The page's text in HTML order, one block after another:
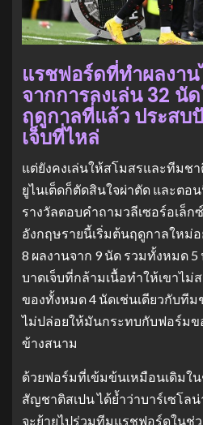
แรชฟอร์ดที่ทำผลงาน
จากการลงเล่น 32 นั
ฤดูกาลที่แล้ว ประสบ
เจ็บที่ไหล่
แต่ยังคงเล่นให้สโมสรและทีมช
ยูไนเต็ดก็ตัดสินใจผ่าตัด และตอ
รางวัลตอบคำถามวลีเซอร์อเล็ก
อังกฤษรายนี้เริ่มต้นฤดูกาลใหม่
8 ผลงานจาก 9 นัด รวมทั้งหมด
บาดเจ็บที่กล้ามเนื้อทำให้เขาไม่
ของทั้งหมด 4 นัดเช่นเดียวกับที
ไม่ปล่อยให้มันกระทบกับฟอร์มข
ข้างสนาม
ด้วยฟอร์มที่เข้มข้นเหมือนเดิมใ
สัญชาติสเปน ได้ย้ำว่าบาร์เซโล
จะย้ายไปร่วมทีมแรชฟอร์ดในช่